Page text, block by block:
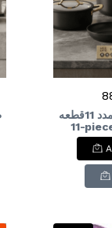
طقم حلل قابل للتمدد 11قطعه
11-piece expandable